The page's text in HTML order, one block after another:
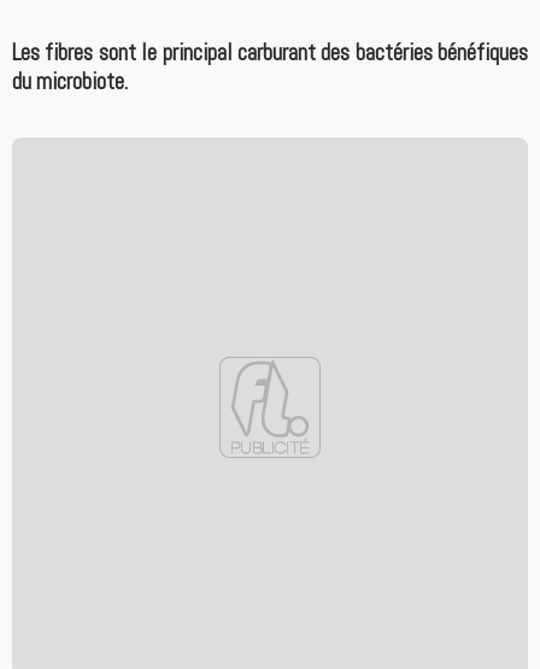
Les fibres sont le principal carburant des bactéries bénéfiques
du microbiote.